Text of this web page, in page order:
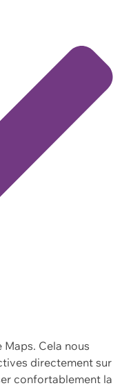
Cela nous
directement sur
confortablement la